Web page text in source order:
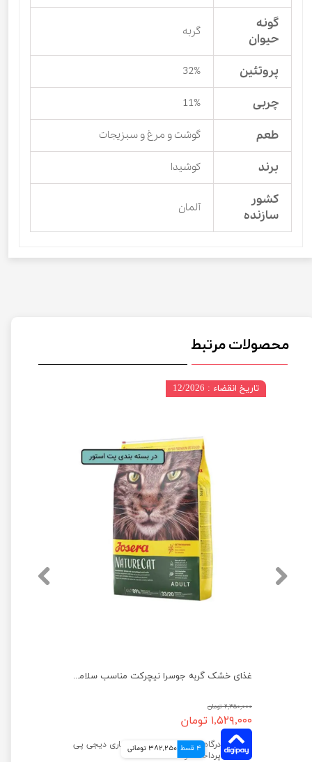
گونه
حیوان
گربه
پروتئین 32%
چربی 11%
طعم گوشت و مرغ و سبزیجات
برند کوشیدا
کشور
سازنده
آلمان
محصولات مرتبط
غذای خشک گربه جوسرا نیچرکت مناسب سلامت مجاری ادراری وزن 1 کیلوگرم
۲,۳۵۰,۰۰۰ تومان
۱,۵۲۹,۰۰۰ تومان
4 قسط 382,250 تومانی
تاریخ انقضاء : 12/2026